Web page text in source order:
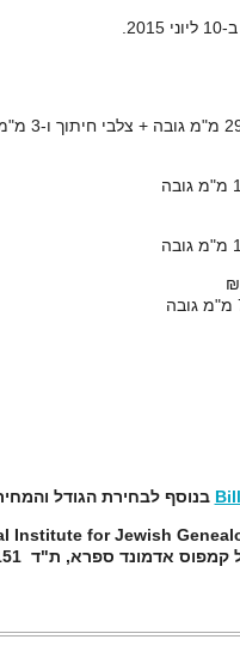
בנוסף לבחירת הגודל
Institute for Jewish